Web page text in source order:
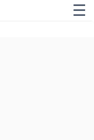
☰